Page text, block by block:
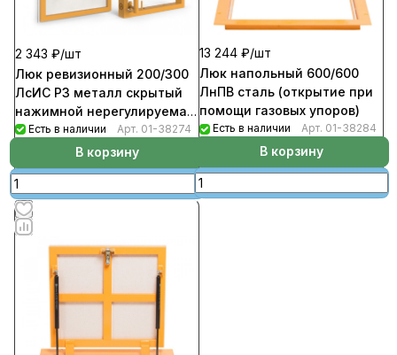
2 343 ₽/шт
Люк ревизионный 200/300
ЛсИС РЗ металл скрытый
нажимной нерегулируемая
петля
Есть в наличии Арт. 01-38274
В корзину
13 244 ₽/шт
Люк напольный 600/600
ЛнПВ сталь (открытие при
помощи газовых упоров)
Есть в наличии Арт. 01-38284
В корзину